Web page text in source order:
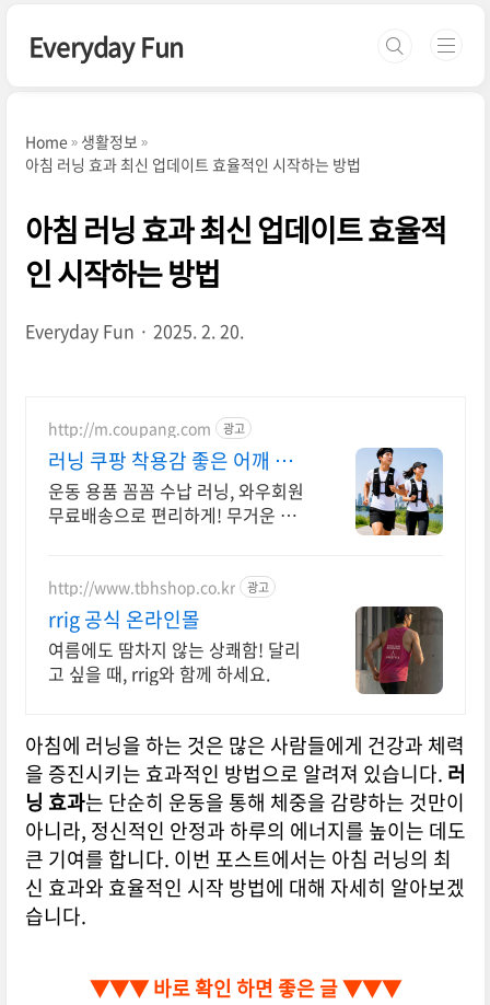
Everyday Fun
Home
생활정보
아침 러닝 효과 최신 업데이트 효율적인 시작하는 방법
아침 러닝 효과 최신 업데이트 효율적
인 시작하는 방법
Everyday Fun 2025. 2. 20.
http://m.coupang.com 광고
러닝 쿠팡 착용감 좋은 어깨 스트
랩
운동 용품 꼼꼼 수납 러닝, 와우회원
무료배송으로 편리하게! 무거운 짐
http://www.tbhshop.co.kr 광고
rrig 공식 온라인몰
여름에도 땀차지 않는 상쾌함! 달리
고 싶을 때, rrig와 함께 하세요.
아침에 러닝을 하는 것은 많은 사람들에게 건강과 체력
을 증진시키는 효과적인 방법으로 알려져 있습니다. 러
닝 효과는 단순히 운동을 통해 체중을 감량하는 것만이
아니라, 정신적인 안정과 하루의 에너지를 높이는 데도
큰 기여를 합니다. 이번 포스트에서는 아침 러닝의 최
신 효과와 효율적인 시작 방법에 대해 자세히 알아보겠
습니다.
▼▼▼ 바로 확인 하면 좋은 글 ▼▼▼